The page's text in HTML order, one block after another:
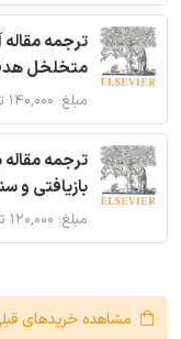
ترجمه مقاله
متخلخل
مبلغ: ۱۴۰,۰۰۰ تومان
ترجمه مقاله
بازیافتی و
مبلغ: ۱۲۰,۰۰۰ تومان
مشاهده خریدهای